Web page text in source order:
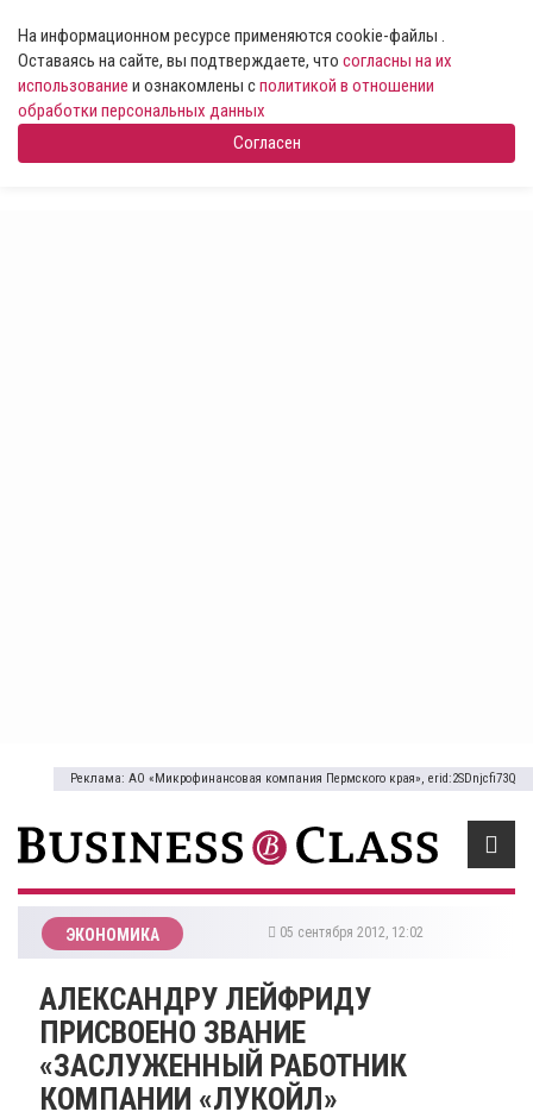
На информационном ресурсе применяются cookie-файлы .
Оставаясь на сайте, вы подтверждаете, что согласны на их
использование и ознакомлены сполитикой в отношении
обработки персональных данных
Согласен
Реклама: АО «Микрофинансовая компания Пермского края», erid:2SDnjcfi73Q
ЭКОНОМИКА 05 сентября 2012, 12:02
АЛЕКСАНДРУ ЛЕЙФРИДУ
ПРИСВОЕНО ЗВАНИЕ
«ЗАСЛУЖЕННЫЙ РАБОТНИК
КОМПАНИИ «ЛУКОЙЛ»